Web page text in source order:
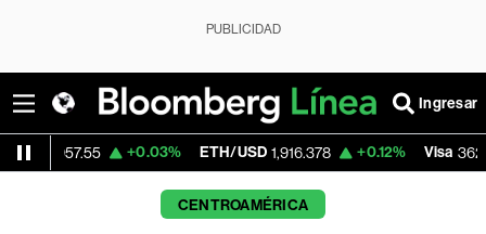
PUBLICIDAD
Ingresar
+0.03% ETH/USD 1,916.378 +0.12% Visa 362.50 -
CENTROAMÉRICA